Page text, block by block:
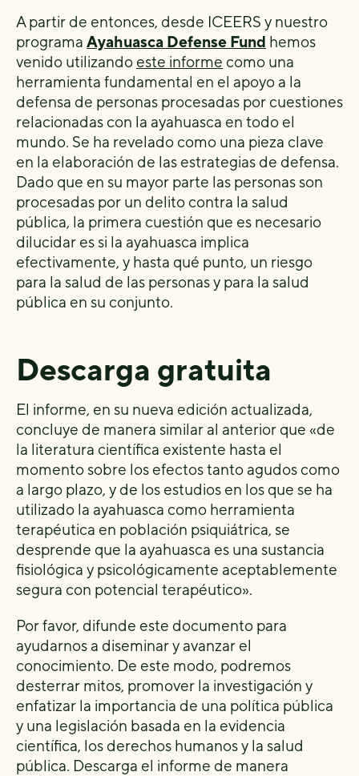
A partir de entonces, desde ICEERS y nuestro
programa Ayahuasca Defense Fund hemos
venido utilizando este informe como una
herramienta fundamental en el apoyo a la
defensa de personas procesadas por cuestiones
relacionadas con la ayahuasca en todo el
mundo. Se ha revelado como una pieza clave
en la elaboración de las estrategias de defensa.
Dado que en su mayor parte las personas son
procesadas por un delito contra la salud
pública, la primera cuestión que es necesario
dilucidar es si la ayahuasca implica
efectivamente, y hasta qué punto, un riesgo
para la salud de las personas y para la salud
pública en su conjunto.
Descarga gratuita
El informe, en su nueva edición actualizada,
concluye de manera similar al anterior que «de
la literatura científica existente hasta el
momento sobre los efectos tanto agudos como
a largo plazo, y de los estudios en los que se ha
utilizado la ayahuasca como herramienta
terapéutica en población psiquiátrica, se
desprende que la ayahuasca es una sustancia
fisiológica y psicológicamente aceptablemente
segura con potencial terapéutico».
Por favor, difunde este documento para
ayudarnos a diseminar y avanzar el
conocimiento. De este modo, podremos
desterrar mitos, promover la investigación y
enfatizar la importancia de una política pública
y una legislación basada en la evidencia
científica, los derechos humanos y la salud
pública. Descarga el informe de manera